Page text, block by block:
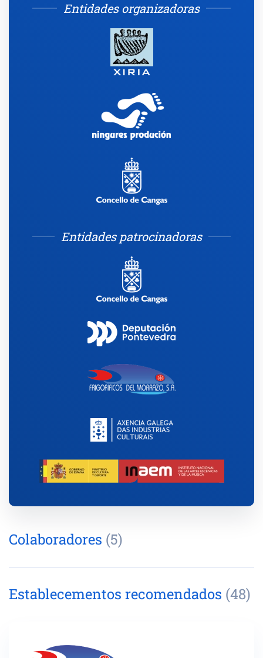
Entidades organizadoras
Entidades patrocinadoras
Colaboradores (5)
Establecementos recomendados (48)